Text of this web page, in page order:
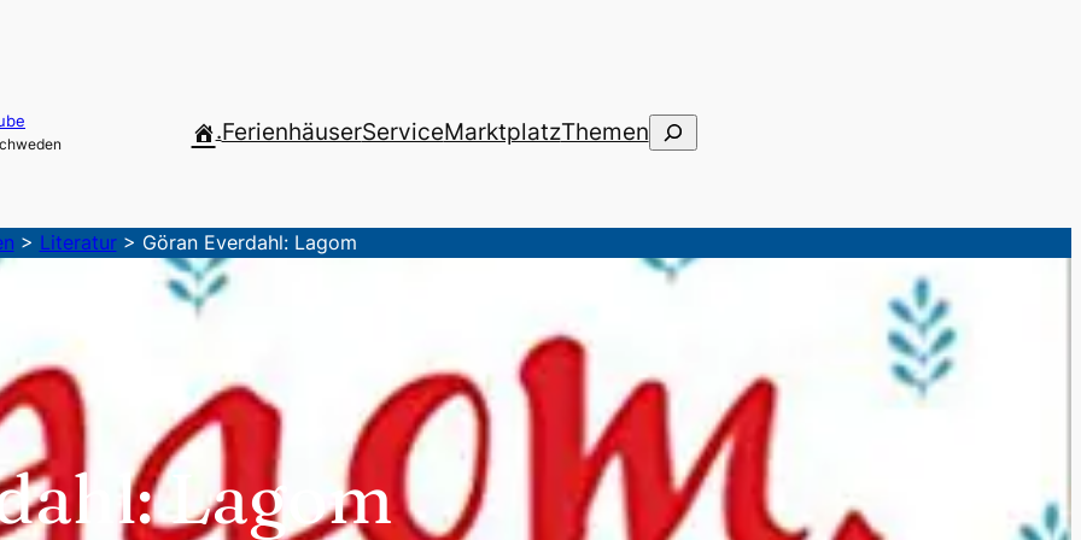
.FerienhäuserServiceMarktplatzThemenSuchen
> Literatur> Göran Everdahl: Lagom
Lagom